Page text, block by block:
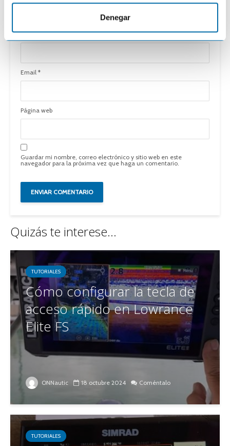
n
Denegar
Nombre*
Email *
Página web
Guardar mi nombre, correo electrónico y sitio web en este
navegador para la próxima vez que haga un comentario.
Quizás te interese...
TUTORIALES
Cómo configurar la tecla de
acceso rápido en Lowrance
Elite FS
ONNautic 18 octubre 2024 Coméntalo
TUTORIALES